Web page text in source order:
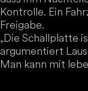
Kontrolle. Ein
Freigabe.
„Die Schallplatte
argumentiert
Man kann mit